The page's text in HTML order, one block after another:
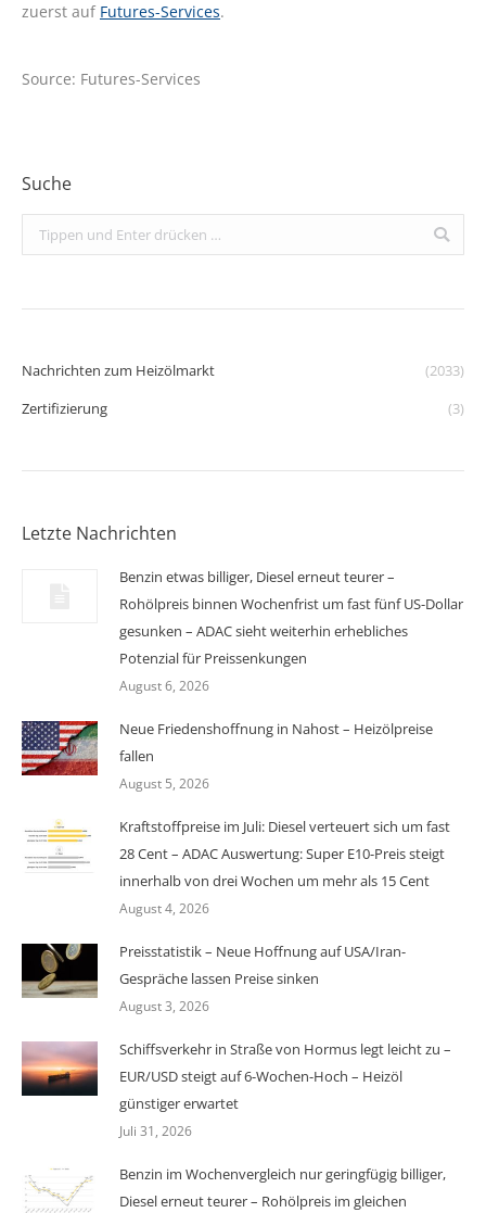
zuerst auf Futures-Services.
Source: Futures-Services
Suche
Search:
Nachrichten zum Heizölmarkt
(2033)
Zertifizierung
(3)
Letzte Nachrichten
Benzin etwas billiger, Diesel erneut teurer –
Rohölpreis binnen Wochenfrist um fast fünf US-Dollar
gesunken – ADAC sieht weiterhin erhebliches
Potenzial für Preissenkungen
August 6, 2026
Neue Friedenshoffnung in Nahost – Heizölpreise
fallen
August 5, 2026
Kraftstoffpreise im Juli: Diesel verteuert sich um fast
28 Cent – ADAC Auswertung: Super E10-Preis steigt
innerhalb von drei Wochen um mehr als 15 Cent
August 4, 2026
Preisstatistik – Neue Hoffnung auf USA/Iran-
Gespräche lassen Preise sinken
August 3, 2026
Schiffsverkehr in Straße von Hormus legt leicht zu –
EUR/USD steigt auf 6-Wochen-Hoch – Heizöl
günstiger erwartet
Juli 31, 2026
Benzin im Wochenvergleich nur geringfügig billiger,
Diesel erneut teurer – Rohölpreis im gleichen